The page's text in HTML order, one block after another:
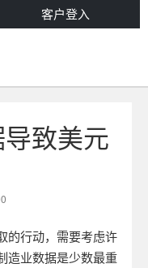
客户登入
致美元
的行动，需要考虑许
造业数据是少数最重